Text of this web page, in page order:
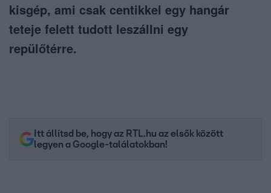
kisgép, ami csak centikkel egy hangár
teteje felett tudott leszállni egy
repülőtérre.
Itt állítsd be, hogy az RTL.hu az elsők között
legyen a Google-találatokban!